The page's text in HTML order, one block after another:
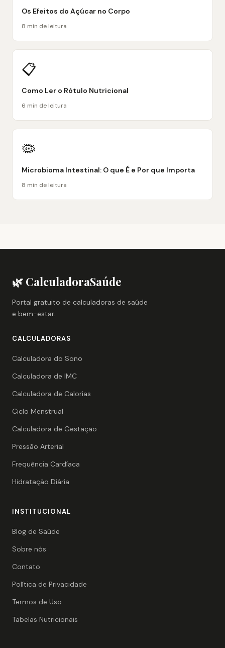
Os Efeitos do Açúcar no Corpo
8 min de leitura
📋
Como Ler o Rótulo Nutricional
6 min de leitura
🦠
Microbioma Intestinal: O que É e Por que Importa
8 min de leitura
🌿 CalculadoraSaúde
Portal gratuito de calculadoras de saúde
e bem-estar.
CALCULADORAS
Calculadora do Sono
Calculadora de IMC
Calculadora de Calorias
Ciclo Menstrual
Calculadora de Gestação
Pressão Arterial
Frequência Cardíaca
Hidratação Diária
INSTITUCIONAL
Blog de Saúde
Sobre nós
Contato
Política de Privacidade
Termos de Uso
Tabelas Nutricionais